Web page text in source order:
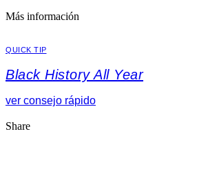
Más información
QUICK TIP
Black History All Year
ver consejo rápido
Share